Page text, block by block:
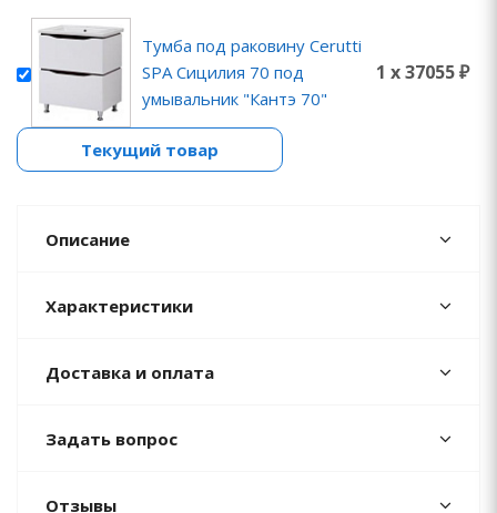
Тумба под раковину Cerutti
SPA Сицилия 70 под
умывальник "Кантэ 70"
1 x 37055 ₽
Текущий товар
Описание
Характеристики
Доставка и оплата
Задать вопрос
Отзывы